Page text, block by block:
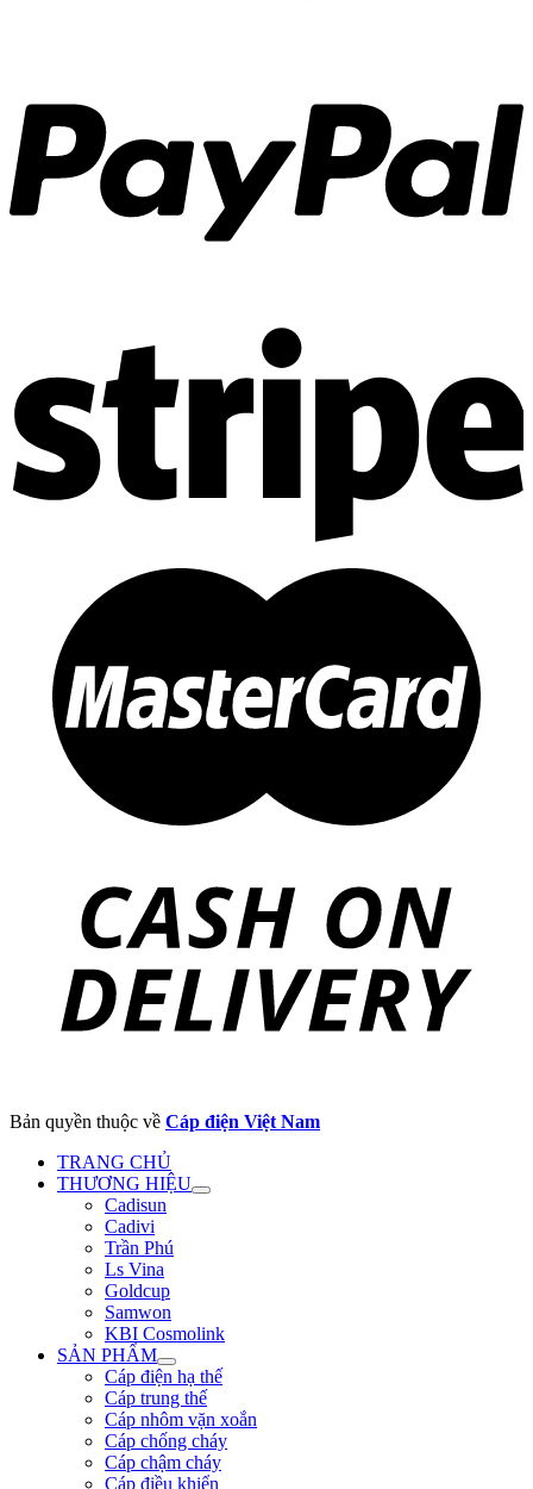
Bản quyền thuộc về Cáp điện Việt Nam
TRANG CHỦ
THƯƠNG HIỆU
Cadisun
Cadivi
Trần Phú
Ls Vina
Goldcup
Samwon
KBI Cosmolink
SẢN PHẨM
Cáp điện hạ thế
Cáp trung thế
Cáp nhôm vặn xoắn
Cáp chống cháy
Cáp chậm cháy
Cáp điều khiển